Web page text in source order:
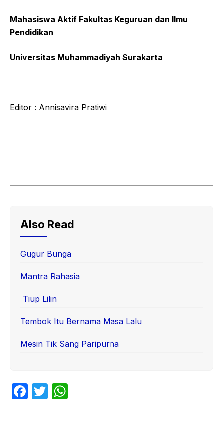
Mahasiswa Aktif Fakultas Keguruan dan Ilmu
Pendidikan
Universitas Muhammadiyah Surakarta
Editor : Annisavira Pratiwi
Also Read
Gugur Bunga
Mantra Rahasia
Tiup Lilin
Tembok Itu Bernama Masa Lalu
Mesin Tik Sang Paripurna
F
T